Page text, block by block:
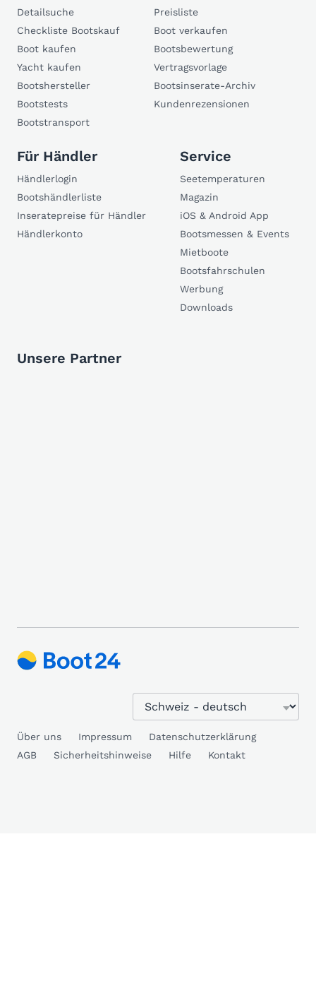
Detailsuche
Checkliste Bootskauf
Boot kaufen
Yacht kaufen
Bootshersteller
Bootstests
Bootstransport
Preisliste
Boot verkaufen
Bootsbewertung
Vertragsvorlage
Bootsinserate-Archiv
Kundenrezensionen
Für Händler
Händlerlogin
Bootshändlerliste
Inseratepreise für Händler
Händlerkonto
Service
Seetemperaturen
Magazin
iOS & Android App
Bootsmessen & Events
Mietboote
Bootsfahrschulen
Werbung
Downloads
Unsere Partner
Über uns Impressum
Datenschutzerklärung
AGB
Sicherheitshinweise Hilfe Kontakt